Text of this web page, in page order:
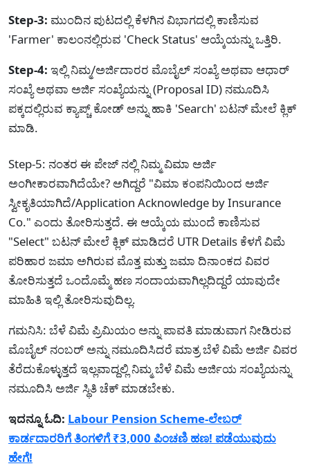
Step-3: ಮುಂದಿನ ಪುಟದಲ್ಲಿ ಕೆಳಗಿನ ವಿಭಾಗದಲ್ಲಿ ಕಾಣಿಸುವ
'Farmer' ಕಾಲಂನಲ್ಲಿರುವ 'Check Status' ಆಯ್ಕೆಯನ್ನು ಒತ್ತಿರಿ.
Step-4: ಇಲ್ಲಿ ನಿಮ್ಮ/ಅರ್ಜಿದಾರರ ಮೊಬೈಲ್ ಸಂಖ್ಯೆ ಅಥವಾ ಆಧಾರ್
ಸಂಖ್ಯೆ ಅಥವಾ ಅರ್ಜಿ ಸಂಖ್ಯೆಯನ್ನು (Proposal ID) ನಮೂದಿಸಿ
ಪಕ್ಕದಲ್ಲಿರುವ ಕ್ಯಾಪ್ಚ್ ಕೋಡ್ ಅನ್ನು ಹಾಕಿ 'Search' ಬಟನ್ ಮೇಲೆ ಕ್ಲಿಕ್
ಮಾಡಿ.
Step-5: ನಂತರ ಈ ಪೇಜ್ ನಲ್ಲಿ ನಿಮ್ಮ ವಿಮಾ ಅರ್ಜಿ
ಅಂಗೀಕಾರವಾಗಿದೆಯೇ? ಅಗಿದ್ದರೆ "ವಿಮಾ ಕಂಪನಿಯಿಂದ ಅರ್ಜಿ
ಸ್ವೀಕೃತಿಯಾಗಿದೆ/Application Acknowledge by Insurance
Co." ಎಂದು ತೋರಿಸುತ್ತದೆ. ಈ ಆಯ್ಕೆಯ ಮುಂದೆ ಕಾಣಿಸುವ
"Select" ಬಟನ್ ಮೇಲೆ ಕ್ಲಿಕ್ ಮಾಡಿದರೆ UTR Details ಕೆಳಗೆ ವಿಮೆ
ಪರಿಹಾರ ಜಮಾ ಅಗಿರುವ ಮೊತ್ತ ಮತ್ತು ಜಮಾ ದಿನಾಂಕದ ವಿವರ
ತೋರಿಸುತ್ತದೆ ಒಂದೊಮ್ಮೆ ಹಣ ಸಂದಾಯವಾಗಿಲ್ಲದಿದ್ದರೆ ಯಾವುದೇ
ಮಾಹಿತಿ ಇಲ್ಲಿ ತೋರಿಸುವುದಿಲ್ಲ.
ಗಮನಿಸಿ: ಬೆಳೆ ವಿಮೆ ಪ್ರಿಮಿಯಂ ಅನ್ನು ಪಾವತಿ ಮಾಡುವಾಗ ನೀಡಿರುವ
ಮೊಬೈಲ್ ನಂಬರ್ ಅನ್ನು ನಮೂದಿಸಿದರೆ ಮಾತ್ರ ಬೆಳೆ ವಿಮೆ ಅರ್ಜಿ ವಿವರ
ತೆರೆದುಕೊಳ್ಳುತ್ತದೆ ಇಲ್ಲವಾದ್ದಲ್ಲಿ ನಿಮ್ಮ ಬೆಳೆ ವಿಮೆ ಅರ್ಜಿಯ ಸಂಖ್ಯೆಯನ್ನು
ನಮೂದಿಸಿ ಅರ್ಜಿ ಸ್ಥಿತಿ ಚೆಕ್ ಮಾಡಬೇಕು.
ಇದನ್ನೂ ಓದಿ: Labour Pension Scheme-ಲೇಬರ್
ಕಾರ್ಡದಾರರಿಗೆ ತಿಂಗಳಿಗೆ ₹3,000 ಪಿಂಚಣಿ ಹಣ! ಪಡೆಯುವುದು
ಹೇಗೆ!